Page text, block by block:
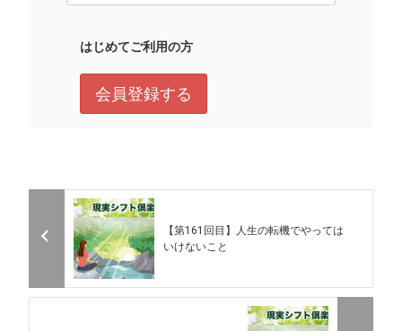
【第161回目】人生の転機でやっては
いけないこと